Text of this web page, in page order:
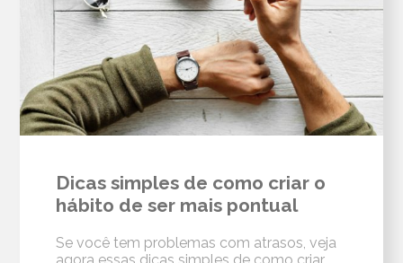
Dicas simples de como criar o
hábito de ser mais pontual
Se você tem problemas com atrasos, veja